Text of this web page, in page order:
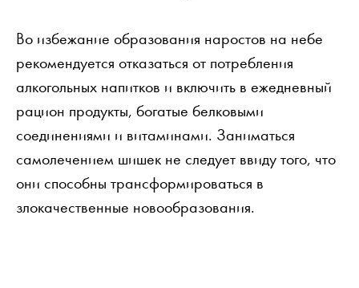
Во избежание образования наростов на небе
рекомендуется отказаться от потребления
алкогольных напитков и включить в ежедневный
рацион продукты, богатые белковыми
соединениями и витаминами. Заниматься
самолечением шишек не следует ввиду того, что
они способны трансформироваться в
злокачественные новообразования.